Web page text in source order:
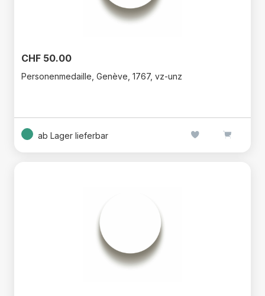
CHF 50.00
Personenmedaille, Genève, 1767, vz-unz
ab Lager lieferbar